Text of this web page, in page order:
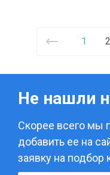
1 2
Не нашли
Скорее всего мы
добавить ее на
заявку на подбор